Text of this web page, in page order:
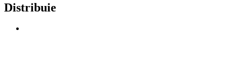
Distribuie